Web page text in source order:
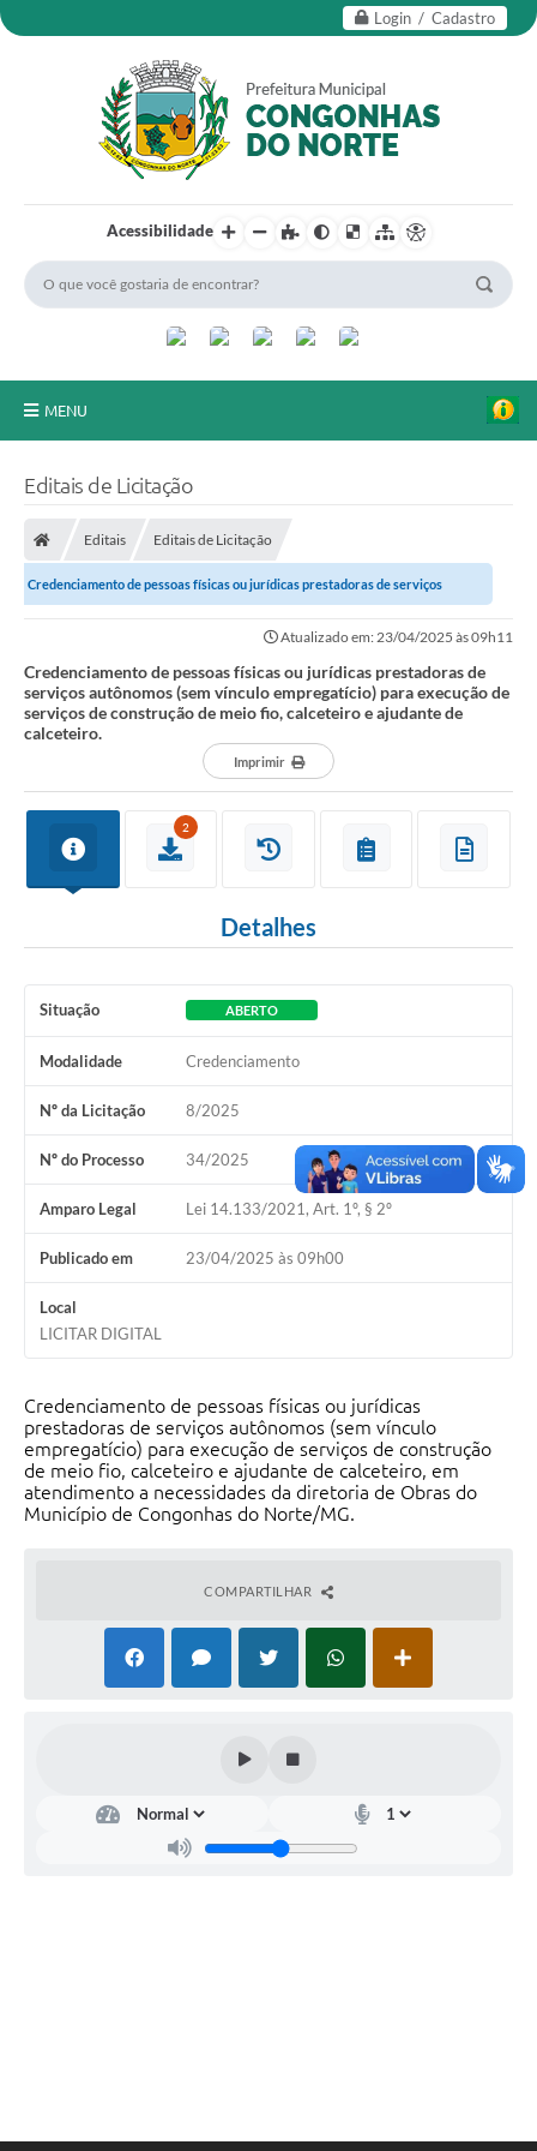
Login / Cadastro
Acessibilidade
MENU
Ouvidoria
Legislação
Carta de Serviços
Telefones Úteis
Contato
Editais de Licitação
Editais Editais de Licitação
Credenciamento de pessoas físicas ou jurídicas prestadoras de serviços
Atualizado em: 23/04/2025 às 09h11
Credenciamento de pessoas físicas ou jurídicas prestadoras de
serviços autônomos (sem vínculo empregatício) para execução de
serviços de construção de meio fio, calceteiro e ajudante de
calceteiro.
Imprimir
2
Detalhes
Situação ABERTO
Modalidade Credenciamento
Nº da Licitação 8/2025
Nº do Processo 34/2025
Amparo Legal Lei 14.133/2021, Art. 1º, § 2º
Publicado em 23/04/2025 às 09h00
Local
LICITAR DIGITAL
Credenciamento de pessoas físicas ou jurídicas
prestadoras de serviços autônomos (sem vínculo
empregatício) para execução de serviços de construção
de meio fio, calceteiro e ajudante de calceteiro, em
atendimento a necessidades da diretoria de Obras do
Município de Congonhas do Norte/MG.
COMPARTILHAR